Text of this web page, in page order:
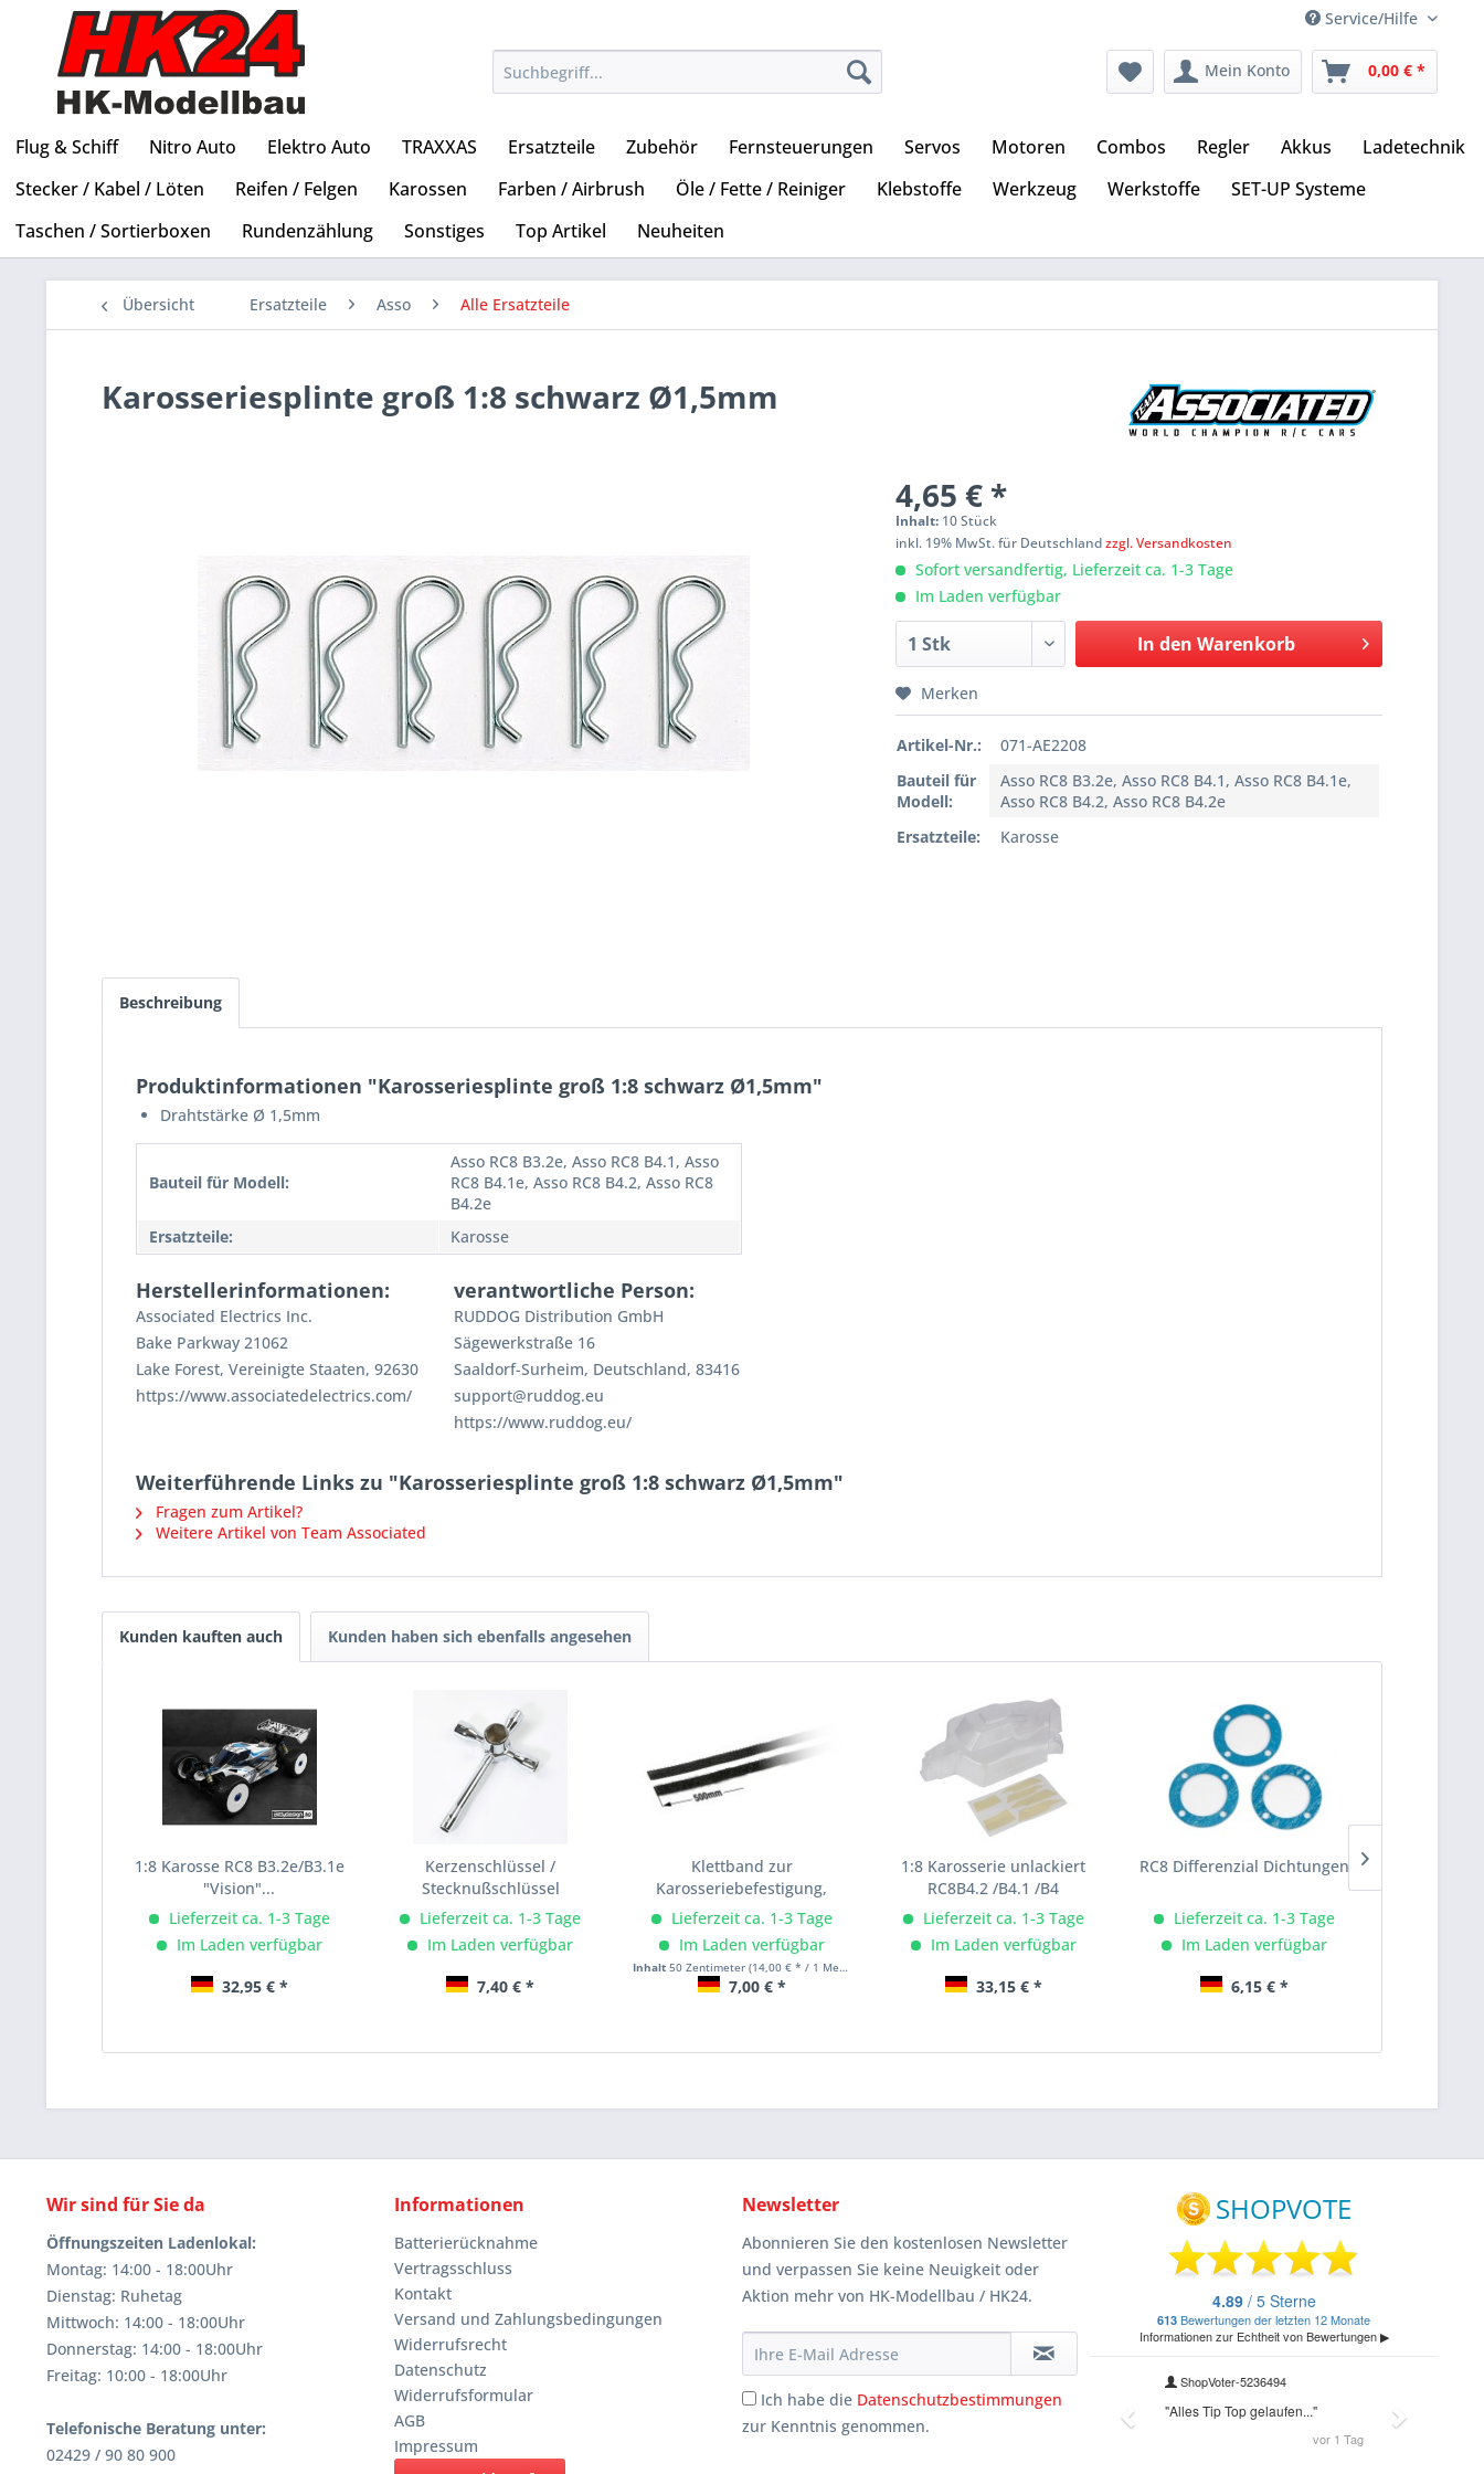
Service/Hilfe
Mein Konto 0,00 € *
Flug & Schiff Nitro Auto Elektro Auto TRAXXAS Ersatzteile Zubehör Fernsteuerungen Servos Motoren Combos Regler Akkus
Ladetechnik
Stecker / Kabel / Löten
Reifen / Felgen Karossen Farben / Airbrush Öle / Fette / Reiniger Klebstoffe Werkzeug Werkstoffe
SET-UP Systeme
Taschen / Sortierboxen
Rundenzählung Sonstiges Top Artikel Neuheiten
Übersicht Ersatzteile Asso Alle Ersatzteile
Karosseriesplinte groß 1:8 schwarz Ø1,5mm
4,65 € *
Inhalt: 10 Stück
inkl. 19% MwSt. für Deutschlandzzgl. Versandkosten
Sofort versandfertig, Lieferzeit ca. 1-3 Tage
Im Laden verfügbar
In den Warenkorb
Merken
Artikel-Nr.:
071-AE2208
Bauteil für
Modell:
Asso RC8 B3.2e, Asso RC8 B4.1, Asso RC8 B4.1e,
Asso RC8 B4.2, Asso RC8 B4.2e
Ersatzteile:
Karosse
Beschreibung
Produktinformationen "Karosseriesplinte groß 1:8 schwarz Ø1,5mm"
Drahtstärke Ø 1,5mm
Bauteil für Modell:
Asso RC8 B3.2e, Asso RC8 B4.1, Asso
RC8 B4.1e, Asso RC8 B4.2, Asso RC8
B4.2e
Ersatzteile:
Karosse
Herstellerinformationen:
Associated Electrics Inc.
Bake Parkway 21062
Lake Forest, Vereinigte Staaten, 92630
https://www.associatedelectrics.com/
verantwortliche Person:
RUDDOG Distribution GmbH
Sägewerkstraße 16
Saaldorf-Surheim, Deutschland, 83416
support@ruddog.eu
https://www.ruddog.eu/
Weiterführende Links zu "Karosseriesplinte groß 1:8 schwarz Ø1,5mm"
Fragen zum Artikel?
Weitere Artikel von Team Associated
Kunden kauften auch Kunden haben sich ebenfalls angesehen
1:8 Karosse RC8 B3.2e/B3.1e
"Vision"...
Lieferzeit ca. 1-3 Tage
Im Laden verfügbar
32,95 € *
Kerzenschlüssel /
Stecknußschlüssel
7,8,10,12...
Lieferzeit ca. 1-3 Tage
Im Laden verfügbar
7,40 € *
Klettband zur
Karosseriebefestigung,
8x500mm, HUDY
Lieferzeit ca. 1-3 Tage
Im Laden verfügbar
Inhalt50 Zentimeter(14,00 € * / 1 Meter)
7,00 € *
1:8 Karosserie unlackiert
RC8B4.2 /B4.1 /B4
Lieferzeit ca. 1-3 Tage
Im Laden verfügbar
33,15 € *
RC8 Differenzial Dichtungen
Lieferzeit ca. 1-3 Tage
Im Laden verfügbar
6,15 € *
Wir sind für Sie da
Öffnungszeiten Ladenlokal:
Montag: 14:00 - 18:00Uhr
Dienstag: Ruhetag
Mittwoch: 14:00 - 18:00Uhr
Donnerstag: 14:00 - 18:00Uhr
Freitag: 10:00 - 18:00Uhr
Telefonische Beratung unter:
02429 / 90 80 900
Informationen
Batterierücknahme
Vertragsschluss
Kontakt
Versand und Zahlungsbedingungen
Widerrufsrecht
Datenschutz
Widerrufsformular
AGB
Impressum
Newsletter
Abonnieren Sie den kostenlosen Newsletter
und verpassen Sie keine Neuigkeit oder
Aktion mehr von HK-Modellbau / HK24.
Ich habe die Datenschutzbestimmungen
zur Kenntnis genommen.